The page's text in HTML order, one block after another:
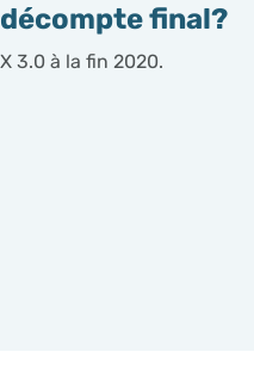
décompte final?
3.0 à la fin 2020.